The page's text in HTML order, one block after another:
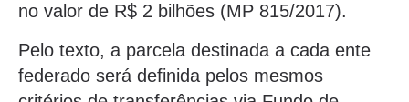
no valor de R$ 2 bilhões (MP 815/2017).
Pelo texto, a parcela destinada a cada ente
federado será definida pelos mesmos